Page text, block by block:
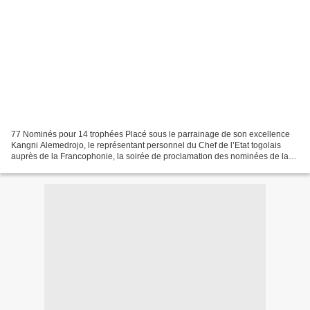
77 Nominés pour 14 trophées Placé sous le parrainage de son excellence
Kangni Alemedrojo, le représentant personnel du Chef de l’Etat togolais
auprès de la Francophonie, la soirée de proclamation des nominées de la